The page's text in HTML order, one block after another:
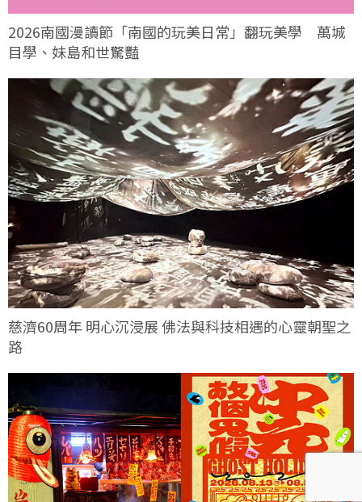
2026南國漫讀節「南國的玩美日常」翻玩美學 萬城
目學、妹島和世驚豔
慈濟60周年 明心沉浸展 佛法與科技相遇的心靈朝聖之
路